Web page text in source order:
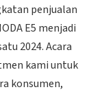
penjualan
E5 menjadi
2024. Acara
kami untuk
konsumen,